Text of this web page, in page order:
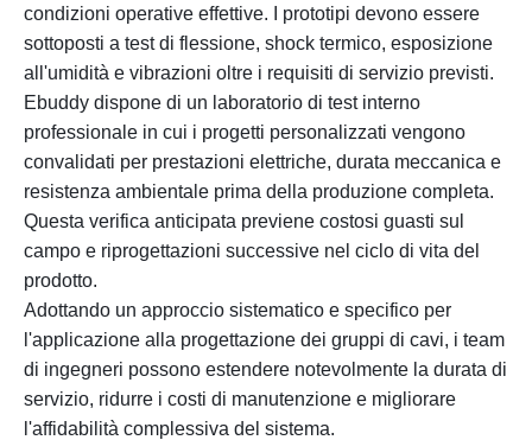
condizioni operative effettive. I prototipi devono essere
sottoposti a test di flessione, shock termico, esposizione
all'umidità e vibrazioni oltre i requisiti di servizio previsti.
Ebuddy dispone di un laboratorio di test interno
professionale in cui i progetti personalizzati vengono
convalidati per prestazioni elettriche, durata meccanica e
resistenza ambientale prima della produzione completa.
Questa verifica anticipata previene costosi guasti sul
campo e riprogettazioni successive nel ciclo di vita del
prodotto.
Adottando un approccio sistematico e specifico per
l'applicazione alla progettazione dei gruppi di cavi, i team
di ingegneri possono estendere notevolmente la durata di
servizio, ridurre i costi di manutenzione e migliorare
l'affidabilità complessiva del sistema.